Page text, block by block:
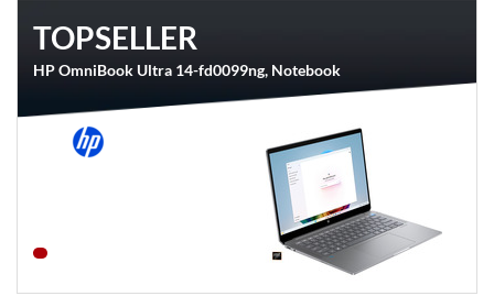
TOPSELLER
HP OmniBook Ultra 14-fd0099ng, Notebook